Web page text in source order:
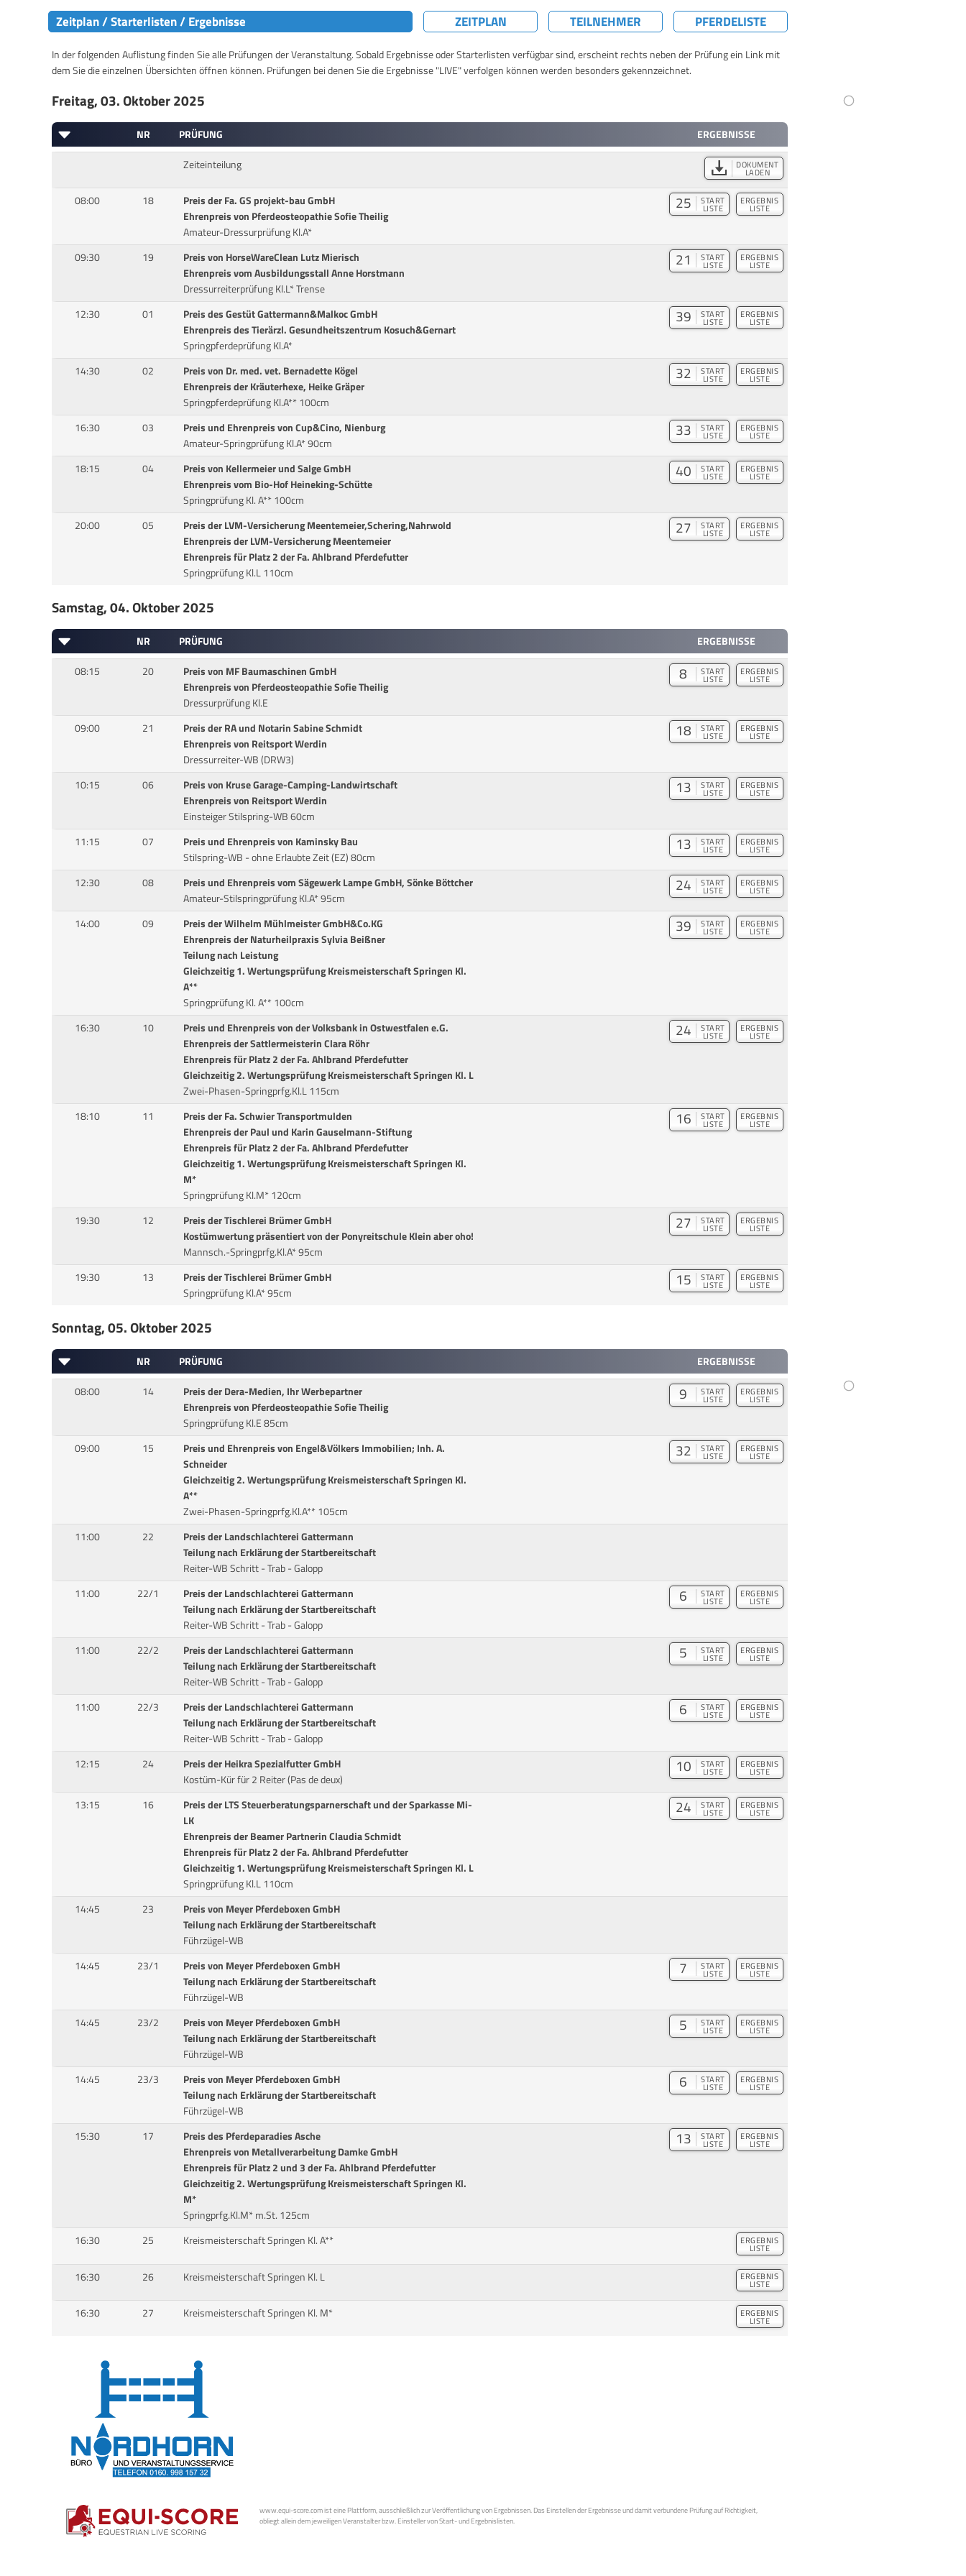
Zeitplan / Starterlisten / Ergebnisse ZEITPLAN TEILNEHMER PFERDELISTE
In der folgenden Auflistung finden Sie alle Prüfungen der Veranstaltung. Sobald Ergebnisse oder Starterlisten verfügbar sind, erscheint rechts neben der Prüfung ein Link mit
dem Sie die einzelnen Übersichten öffnen können. Prüfungen bei denen Sie die Ergebnisse "LIVE" verfolgen können werden besonders gekennzeichnet.
Freitag, 03. Oktober 2025
NR PRÜFUNG
ERGEBNISSE
Zeiteinteilung
DOKUMENT
LADEN
08:00 18
Preis der Fa. GS projekt-bau GmbH
Ehrenpreis von Pferdeosteopathie Sofie Theilig
Amateur-Dressurprüfung Kl.A*
25 START
LISTE
ERGEBNIS
LISTE
09:30 19
Preis von HorseWareClean Lutz Mierisch
Ehrenpreis vom Ausbildungsstall Anne Horstmann
Dressurreiterprüfung Kl.L* Trense
21 START
LISTE
ERGEBNIS
LISTE
12:30 01
Preis des Gestüt Gattermann&Malkoc GmbH
Ehrenpreis des Tierärzl. Gesundheitszentrum Kosuch&Gernart
Springpferdeprüfung Kl.A*
39 START
LISTE
ERGEBNIS
LISTE
14:30 02
Preis von Dr. med. vet. Bernadette Kögel
Ehrenpreis der Kräuterhexe, Heike Gräper
Springpferdeprüfung Kl.A** 100cm
32 START
LISTE
ERGEBNIS
LISTE
16:30 03
Preis und Ehrenpreis von Cup&Cino, Nienburg
Amateur-Springprüfung Kl.A* 90cm
33 START
LISTE
ERGEBNIS
LISTE
18:15 04
Preis von Kellermeier und Salge GmbH
Ehrenpreis vom Bio-Hof Heineking-Schütte
Springprüfung Kl. A** 100cm
40 START
LISTE
ERGEBNIS
LISTE
20:00 05
Preis der LVM-Versicherung Meentemeier,Schering,Nahrwold
Ehrenpreis der LVM-Versicherung Meentemeier
Ehrenpreis für Platz 2 der Fa. Ahlbrand Pferdefutter
Springprüfung Kl.L 110cm
27 START
LISTE
ERGEBNIS
LISTE
Samstag, 04. Oktober 2025
NR PRÜFUNG
ERGEBNISSE
08:15
20
Preis von MF Baumaschinen GmbH
Ehrenpreis von Pferdeosteopathie Sofie Theilig
Dressurprüfung Kl.E
8 START
LISTE
ERGEBNIS
LISTE
09:00 21
Preis der RA und Notarin Sabine Schmidt
Ehrenpreis von Reitsport Werdin
Dressurreiter-WB (DRW3)
18 START
LISTE
ERGEBNIS
LISTE
10:15 06
Preis von Kruse Garage-Camping-Landwirtschaft
Ehrenpreis von Reitsport Werdin
Einsteiger Stilspring-WB 60cm
13 START
LISTE
ERGEBNIS
LISTE
11:15 07
Preis und Ehrenpreis von Kaminsky Bau
Stilspring-WB - ohne Erlaubte Zeit (EZ) 80cm
13 START
LISTE
ERGEBNIS
LISTE
12:30 08
Preis und Ehrenpreis vom Sägewerk Lampe GmbH, Sönke Böttcher
Amateur-Stilspringprüfung Kl.A* 95cm
24 START
LISTE
ERGEBNIS
LISTE
14:00 09
Preis der Wilhelm Mühlmeister GmbH&Co.KG
Ehrenpreis der Naturheilpraxis Sylvia Beißner
Teilung nach Leistung
Gleichzeitig 1. Wertungsprüfung Kreismeisterschaft Springen Kl.
A**
Springprüfung Kl. A** 100cm
39 START
LISTE
ERGEBNIS
LISTE
16:30 10
Preis und Ehrenpreis von der Volksbank in Ostwestfalen e.G.
Ehrenpreis der Sattlermeisterin Clara Röhr
Ehrenpreis für Platz 2 der Fa. Ahlbrand Pferdefutter
Gleichzeitig 2. Wertungsprüfung Kreismeisterschaft Springen Kl. L
Zwei-Phasen-Springprfg.Kl.L 115cm
24 START
LISTE
ERGEBNIS
LISTE
18:10 11
Preis der Fa. Schwier Transportmulden
Ehrenpreis der Paul und Karin Gauselmann-Stiftung
Ehrenpreis für Platz 2 der Fa. Ahlbrand Pferdefutter
Gleichzeitig 1. Wertungsprüfung Kreismeisterschaft Springen Kl.
M*
Springprüfung Kl.M* 120cm
16 START
LISTE
ERGEBNIS
LISTE
19:30 12
Preis der Tischlerei Brümer GmbH
Kostümwertung präsentiert von der Ponyreitschule Klein aber oho!
Mannsch.-Springprfg.Kl.A* 95cm
27 START
LISTE
ERGEBNIS
LISTE
19:30 13
Preis der Tischlerei Brümer GmbH
Springprüfung Kl.A* 95cm
15 START
LISTE
ERGEBNIS
LISTE
Sonntag, 05. Oktober 2025
NR PRÜFUNG
ERGEBNISSE
08:00
14
Preis der Dera-Medien, Ihr Werbepartner
Ehrenpreis von Pferdeosteopathie Sofie Theilig
Springprüfung Kl.E 85cm
9 START
LISTE
ERGEBNIS
LISTE
09:00 15
Preis und Ehrenpreis von Engel&Völkers Immobilien; Inh. A.
Schneider
Gleichzeitig 2. Wertungsprüfung Kreismeisterschaft Springen Kl.
A**
Zwei-Phasen-Springprfg.Kl.A** 105cm
32 START
LISTE
ERGEBNIS
LISTE
11:00 22
Preis der Landschlachterei Gattermann
Teilung nach Erklärung der Startbereitschaft
Reiter-WB Schritt - Trab - Galopp
11:00
22/1
Preis der Landschlachterei Gattermann
Teilung nach Erklärung der Startbereitschaft
Reiter-WB Schritt - Trab - Galopp
6 START
LISTE
ERGEBNIS
LISTE
11:00 22/2
Preis der Landschlachterei Gattermann
Teilung nach Erklärung der Startbereitschaft
Reiter-WB Schritt - Trab - Galopp
5 START
LISTE
ERGEBNIS
LISTE
11:00 22/3
Preis der Landschlachterei Gattermann
Teilung nach Erklärung der Startbereitschaft
Reiter-WB Schritt - Trab - Galopp
6 START
LISTE
ERGEBNIS
LISTE
12:15 24
Preis der Heikra Spezialfutter GmbH
Kostüm-Kür für 2 Reiter (Pas de deux)
10 START
LISTE
ERGEBNIS
LISTE
13:15 16
Preis der LTS Steuerberatungsparnerschaft und der Sparkasse Mi-
LK
Ehrenpreis der Beamer Partnerin Claudia Schmidt
Ehrenpreis für Platz 2 der Fa. Ahlbrand Pferdefutter
Gleichzeitig 1. Wertungsprüfung Kreismeisterschaft Springen Kl. L
Springprüfung Kl.L 110cm
24 START
LISTE
ERGEBNIS
LISTE
14:45 23
Preis von Meyer Pferdeboxen GmbH
Teilung nach Erklärung der Startbereitschaft
Führzügel-WB
14:45
23/1
Preis von Meyer Pferdeboxen GmbH
Teilung nach Erklärung der Startbereitschaft
Führzügel-WB
7 START
LISTE
ERGEBNIS
LISTE
14:45 23/2
Preis von Meyer Pferdeboxen GmbH
Teilung nach Erklärung der Startbereitschaft
Führzügel-WB
5 START
LISTE
ERGEBNIS
LISTE
14:45 23/3
Preis von Meyer Pferdeboxen GmbH
Teilung nach Erklärung der Startbereitschaft
Führzügel-WB
6 START
LISTE
ERGEBNIS
LISTE
15:30 17
Preis des Pferdeparadies Asche
Ehrenpreis von Metallverarbeitung Damke GmbH
Ehrenpreis für Platz 2 und 3 der Fa. Ahlbrand Pferdefutter
Gleichzeitig 2. Wertungsprüfung Kreismeisterschaft Springen Kl.
M*
Springprfg.Kl.M* m.St. 125cm
13 START
LISTE
ERGEBNIS
LISTE
16:30 25 Kreismeisterschaft Springen Kl. A** ERGEBNIS
LISTE
16:30 26 Kreismeisterschaft Springen Kl. L ERGEBNIS
LISTE
16:30 27 Kreismeisterschaft Springen Kl. M* ERGEBNIS
LISTE
www.equi-score.com ist eine Plattform, ausschließlich zur Veröffentlichung von Ergebnissen. Das Einstellen der Ergebnisse und damit verbundene Prüfung auf Richtigkeit,
obliegt allein dem jeweiligen Veranstalter bzw. Einsteller von Start- und Ergebnislisten.